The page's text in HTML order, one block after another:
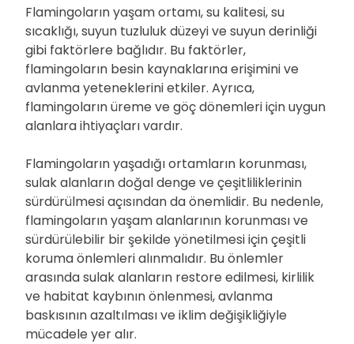
Flamingoların yaşam ortamı, su kalitesi, su
sıcaklığı, suyun tuzluluk düzeyi ve suyun derinliği
gibi faktörlere bağlıdır. Bu faktörler,
flamingoların besin kaynaklarına erişimini ve
avlanma yeteneklerini etkiler. Ayrıca,
flamingoların üreme ve göç dönemleri için uygun
alanlara ihtiyaçları vardır.
Flamingoların yaşadığı ortamların korunması,
sulak alanların doğal denge ve çeşitliliklerinin
sürdürülmesi açısından da önemlidir. Bu nedenle,
flamingoların yaşam alanlarının korunması ve
sürdürülebilir bir şekilde yönetilmesi için çeşitli
koruma önlemleri alınmalıdır. Bu önlemler
arasında sulak alanların restore edilmesi, kirlilik
ve habitat kaybının önlenmesi, avlanma
baskısının azaltılması ve iklim değişikliğiyle
mücadele yer alır.